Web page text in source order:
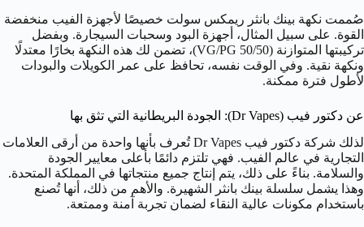
صُممت نكهة بينك بانثر ريمكس سولت خصيصًا لأجهزة الفيب منخفضة
القوة. على سبيل المثال، أجهزة البود وسحبات السيجارة. وبفضل
تركيبتها المتوازنة (50/50 VG/PG)، تضمن لك هذه النكهة بخارًا معتدلًا
ونكهة نقية. وفي الوقت نفسه، تحافظ على عمر الكويلات والبودات
لأطول فترة ممكنة.
عن دكتور فيب (Dr Vapes): الجودة البريطانية التي تثق بها
لذلك شركة دكتور فيب Dr Vapes تُعرف بأنها واحدة من أرقى العلامات
التجارية في عالم الفيب. فهي تلتزم دائمًا بأعلى معايير الجودة
والسلامة. بناءً على ذلك، يتم إنتاج جميع منتجاتها في المملكة المتحدة.
وهذا يشمل سلسلة بينك بانثر الشهيرة. والأهم من ذلك، أنها تُصنع
باستخدام مكونات عالية النقاء لضمان تجربة آمنة وممتعة.